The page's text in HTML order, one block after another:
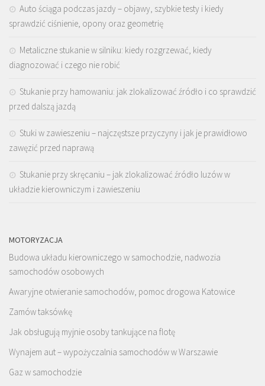
Auto ściąga podczas jazdy – objawy, szybkie testy i kiedy
sprawdzić ciśnienie, opony oraz geometrię
Metaliczne stukanie w silniku: kiedy rozgrzewać, kiedy
diagnozować i czego nie robić
Stukanie przy hamowaniu: jak zlokalizować źródło i co sprawdzić
przed dalszą jazdą
Stuki w zawieszeniu – najczęstsze przyczyny i jak je prawidłowo
zawęzić przed naprawą
Stukanie przy skręcaniu – jak zlokalizować źródło luzów w
układzie kierowniczym i zawieszeniu
MOTORYZACJA
Budowa układu kierowniczego w samochodzie, nadwozia
samochodów osobowych
Awaryjne otwieranie samochodów, pomoc drogowa Katowice
Zamów taksówkę
Jak obsługują myjnie osoby tankujące na flotę
Wynajem aut – wypożyczalnia samochodów w Warszawie
Gaz w samochodzie